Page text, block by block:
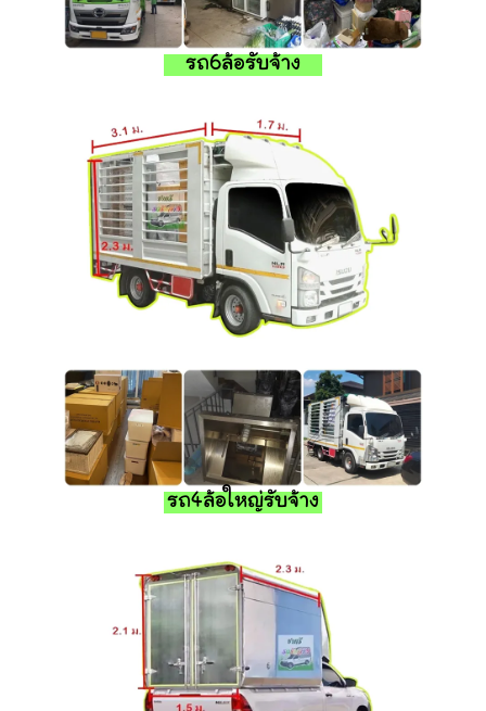
รถ6ล้อรับจ้าง
รถ4ล้อใหญ่รับจ้าง